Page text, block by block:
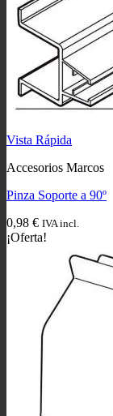
Vista Rápida
Accesorios Marcos
Pinza Soporte a 90º
0,98 € IVA incl.
¡Oferta!